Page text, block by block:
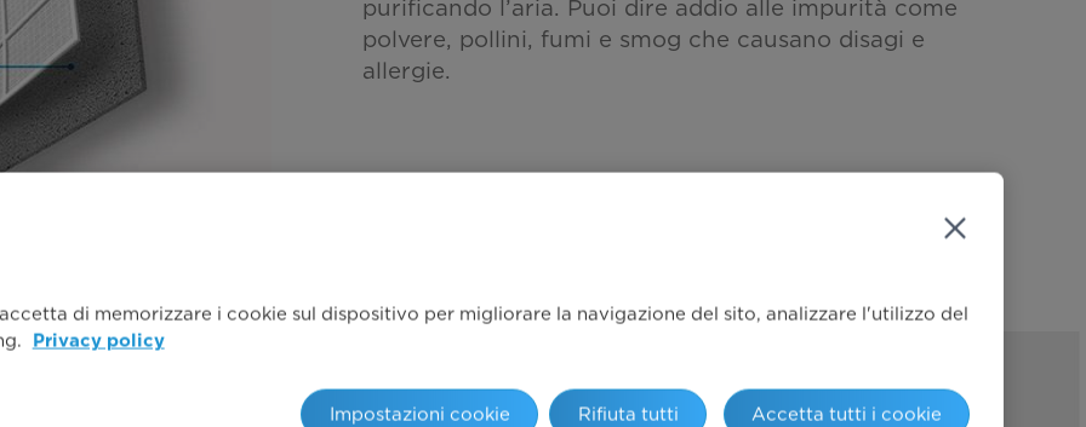
purificando l’aria. Puoi dire addio alle impurità come
polvere, pollini, fumi e smog che causano disagi e
allergie.
di memorizzare i cookie sul dispositivo per migliorare la navigazione del sito, analizzare l'utilizzo del
Privacy policy
Rifiuta tutti Accetta tutti i cookie
Impostazioni cookie